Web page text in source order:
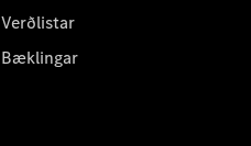
Verðlistar
Bæklingar